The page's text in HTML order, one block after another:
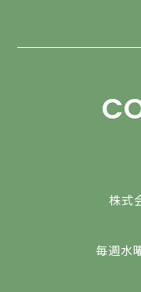
株式
毎週水